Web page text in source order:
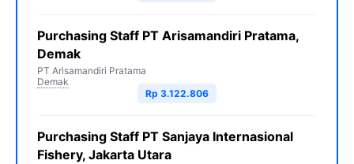
Purchasing Staff PT Arisamandiri Pratama,
Demak
PT Arisamandiri Pratama
Demak
Rp 3.122.806
Purchasing Staff PT Sanjaya Internasional
Fishery, Jakarta Utara